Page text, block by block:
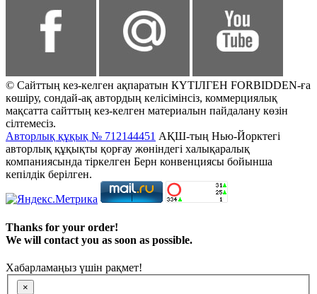
© Сайттың кез-келген ақпаратын КҮТІЛГЕН FORBIDDEN-ға
көшіру, сондай-ақ автордың келісімінсіз, коммерциялық
мақсатта сайттың кез-келген материалын пайдалану көзін
сілтемесіз.
Авторлық құқық № 712144451 АҚШ-тың Нью-Йорктегі
авторлық құқықты қорғау жөніндегі халықаралық
компаниясында тіркелген Берн конвенциясы бойынша
кепілдік берілген.
Thanks for your order!
We will contact you as soon as possible.
Хабарламаңыз үшін рақмет!
×